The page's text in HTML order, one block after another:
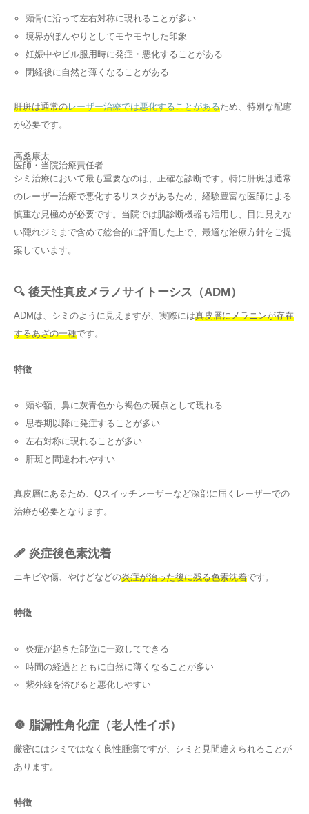
頬骨に沿って左右対称に現れることが多い
境界がぼんやりとしてモヤモヤした印象
妊娠中やピル服用時に発症・悪化することがある
閉経後に自然と薄くなることがある
肝斑は通常のレーザー治療では悪化することがあるため、特別な配慮
が必要です。
高桑康太
医師・当院治療責任者
シミ治療において最も重要なのは、正確な診断です。特に肝斑は通常
のレーザー治療で悪化するリスクがあるため、経験豊富な医師による
慎重な見極めが必要です。当院では肌診断機器も活用し、目に見えな
い隠れジミまで含めて総合的に評価した上で、最適な治療方針をご提
案しています。
🔍 後天性真皮メラノサイトーシス（ADM）
ADMは、シミのように見えますが、実際には真皮層にメラニンが存在
するあざの一種です。
特徴
頬や額、鼻に灰青色から褐色の斑点として現れる
思春期以降に発症することが多い
左右対称に現れることが多い
肝斑と間違われやすい
真皮層にあるため、Qスイッチレーザーなど深部に届くレーザーでの
治療が必要となります。
🩹 炎症後色素沈着
ニキビや傷、やけどなどの炎症が治った後に残る色素沈着です。
特徴
炎症が起きた部位に一致してできる
時間の経過とともに自然に薄くなることが多い
紫外線を浴びると悪化しやすい
🔘 脂漏性角化症（老人性イボ）
厳密にはシミではなく良性腫瘍ですが、シミと見間違えられることが
あります。
特徴